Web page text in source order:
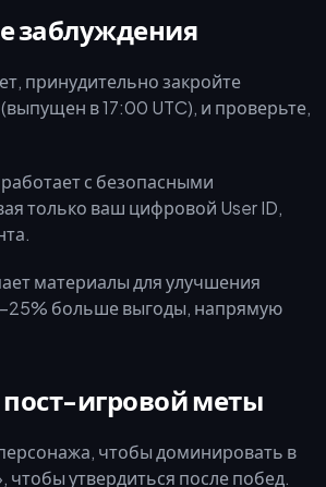
заблуждения
принудительно закройте
в 17:00 UTC), и проверьте,
с безопасными
только ваш цифровой User ID,
материалы для улучшения
больше выгоды, напрямую
игровой меты
чтобы доминировать в
утвердиться после побед.